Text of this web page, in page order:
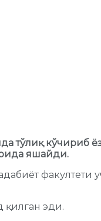
тўлиқ кўчириб
яшайди.
факултети
эди.